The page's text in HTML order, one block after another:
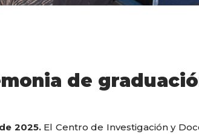
de
2025.El Centro de Investigación y